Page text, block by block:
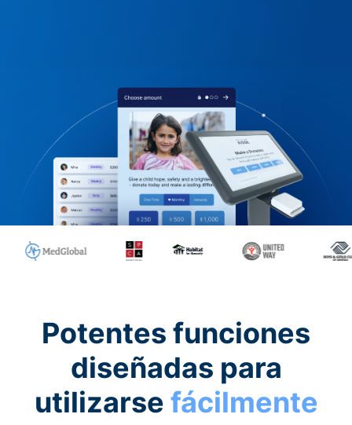
Potentes funciones
diseñadas para
utilizarse fácilmente